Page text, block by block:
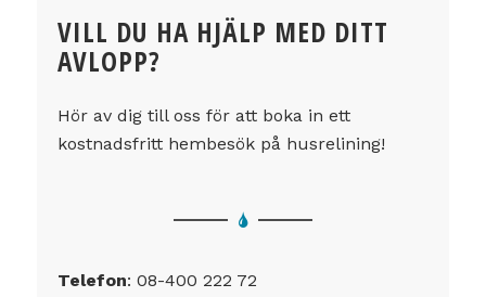
VILL DU HA HJÄLP MED DITT
AVLOPP?
Hör av dig till oss för att boka in ett
kostnadsfritt hembesök på husrelining!
Telefon: 08-400 222 72